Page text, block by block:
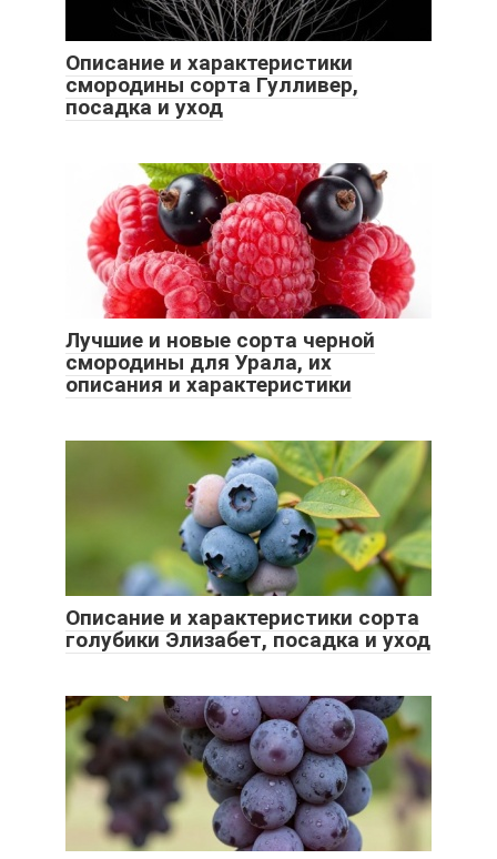
Описание и характеристики
смородины сорта Гулливер,
посадка и уход
Лучшие и новые сорта черной
смородины для Урала, их
описания и характеристики
Описание и характеристики сорта
голубики Элизабет, посадка и уход